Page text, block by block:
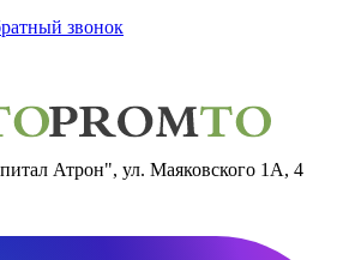
звонок
Атрон", ул. Маяковского 1А, 4